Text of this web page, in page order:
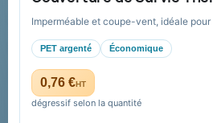
Imperméable et coupe-vent, idéale pour
PET argenté Économique
0,76 €HT
dégressif selon la quantité
Conditions de retour
Paiement sécurisé
Plan du site